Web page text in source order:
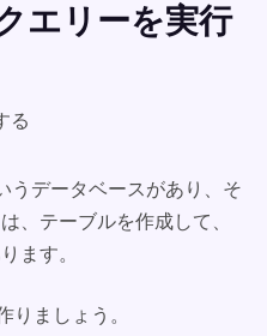
エリーを実行
る
うデータベースがあり、そ
、テーブルを作成して、
ます。
りましょう。